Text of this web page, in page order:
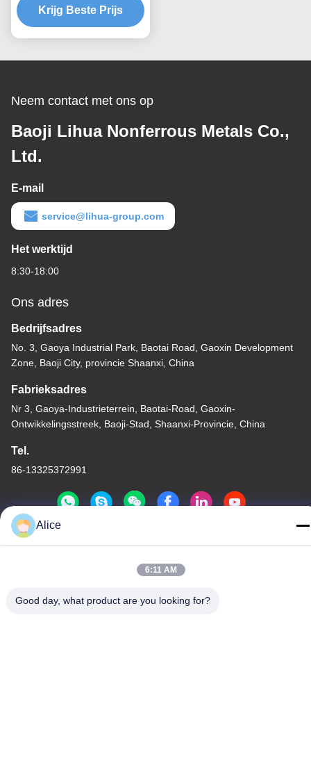
hoge
corrosiebestendigheid
Krijg Beste Prijs
Neem contact met ons op
Baoji Lihua Nonferrous Metals Co.,
Ltd.
E-mail
service@lihua-group.com
Het werktijd
8:30-18:00
Ons adres
Bedrijfsadres
No. 3, Gaoya Industrial Park, Baotai Road, Gaoxin Development
Zone, Baoji City, provincie Shaanxi, China
Fabrieksadres
Nr 3, Gaoya-Industrieterrein, Baotai-Road, Gaoxin-
Ontwikkelingsstreek, Baoji-Stad, Shaanxi-Provincie, China
Tel.
86-13325372991
Privacybeleid|Sitemap
Baoji Lihua Nonferrous Metals Co., Ltd. . Alle rechten
Alice
6:11 AM
Good day, what product are you looking for?